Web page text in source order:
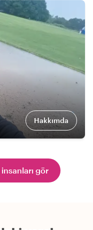
Hakkımda
gör